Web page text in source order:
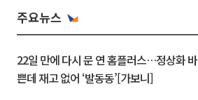
주요뉴스
22일 만에 다시 문 연 홈플러스…정상화 바
쁜데 재고 없어 ‘발동동’[가보니]